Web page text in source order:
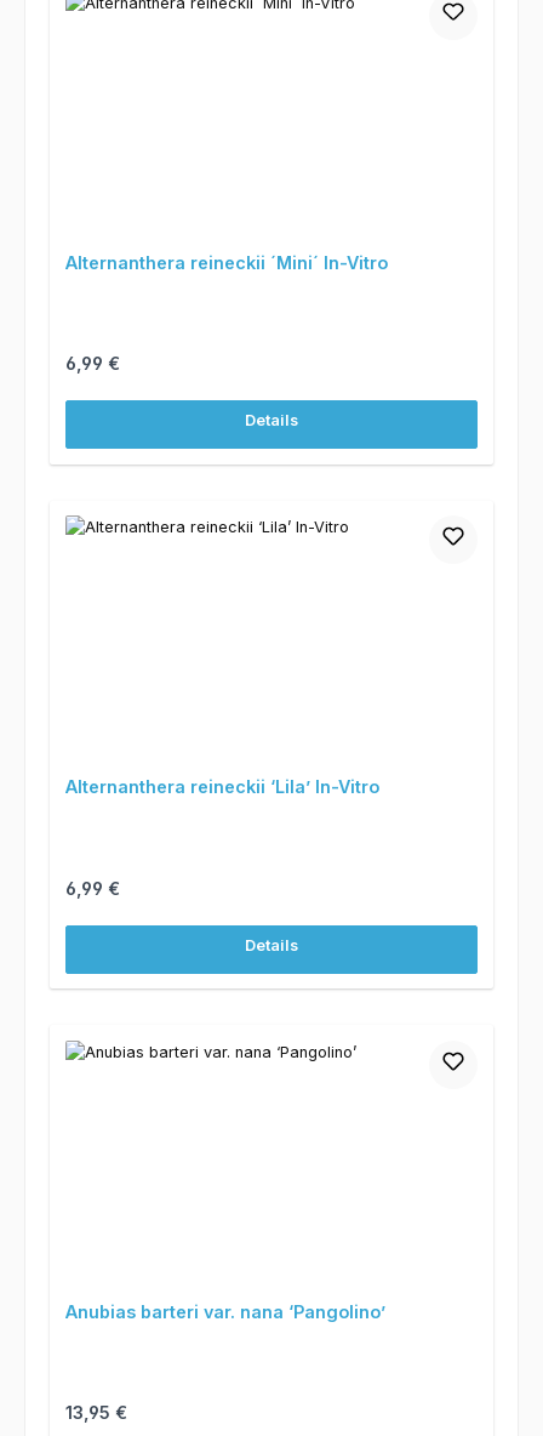
Alternanthera reineckii ´Mini´ In-Vitro
Regulärer Preis:
6,99 €
Details
Alternanthera reineckii ‘Lila’ In-Vitro
Regulärer Preis:
6,99 €
Details
Anubias barteri var. nana ‘Pangolino’
Regulärer Preis:
13,95 €